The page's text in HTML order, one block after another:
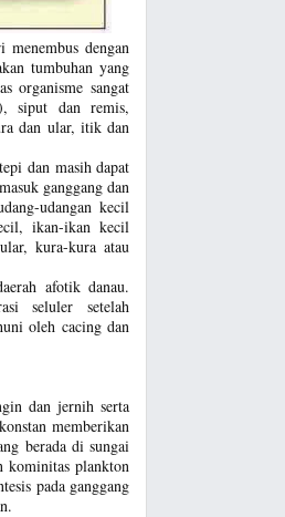
dengan
tumbuhan yang
organisme sangat
siput dan remis,
dan ular, itik dan
dan masih dapat
ganggang dan
udangan kecil
ikan-ikan kecil
kura-kura atau
afotik danau.
seluler setelah
oleh cacing dan
dan jernih serta
memberikan
berada di sungai
kominitas plankton
pada ganggang